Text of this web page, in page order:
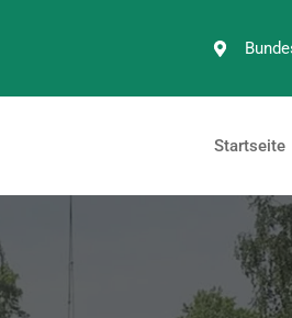
Startseite